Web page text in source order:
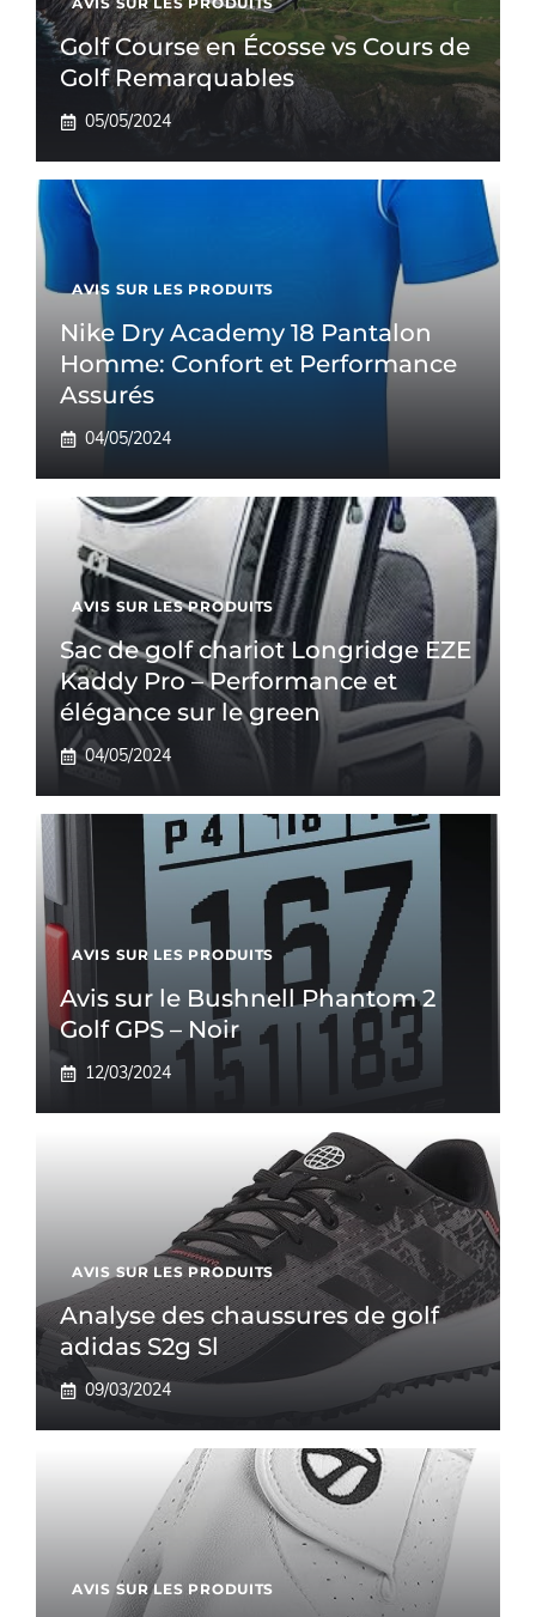
Golf Course en Écosse vs Cours de
Golf Remarquables
05/05/2024
AVIS SUR LES PRODUITS
Nike Dry Academy 18 Pantalon
Homme: Confort et Performance
Assurés
04/05/2024
AVIS SUR LES PRODUITS
Sac de golf chariot Longridge EZE
Kaddy Pro – Performance et
élégance sur le green
04/05/2024
AVIS SUR LES PRODUITS
Avis sur le Bushnell Phantom 2
Golf GPS – Noir
12/03/2024
AVIS SUR LES PRODUITS
Analyse des chaussures de golf
adidas S2g Sl
09/03/2024
AVIS SUR LES PRODUITS